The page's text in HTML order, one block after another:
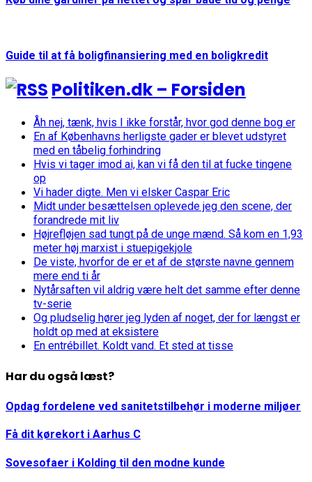
Guide til at få boligfinansiering med en boligkredit
Politiken.dk – Forsiden
Åh nej, tænk, hvis I ikke forstår, hvor god denne bog er
En af Københavns herligste gader er blevet udstyret
med en tåbelig forhindring
Hvis vi tager imod ai, kan vi få den til at fucke tingene
op
Vi hader digte. Men vi elsker Caspar Eric
Midt under besættelsen oplevede jeg den scene, der
forandrede mit liv
Højrefløjen sad tungt på de unge mænd. Så kom en 1,93
meter høj marxist i stuepigekjole
De viste, hvorfor de er et af de største navne gennem
mere end ti år
Nytårsaften vil aldrig være helt det samme efter denne
tv-serie
Og pludselig hører jeg lyden af noget, der for længst er
holdt op med at eksistere
En entrébillet. Koldt vand. Et sted at tisse
Har du også læst?
Opdag fordelene ved sanitetstilbehør i moderne miljøer
Få dit kørekort i Aarhus C
Sovesofaer i Kolding til den modne kunde